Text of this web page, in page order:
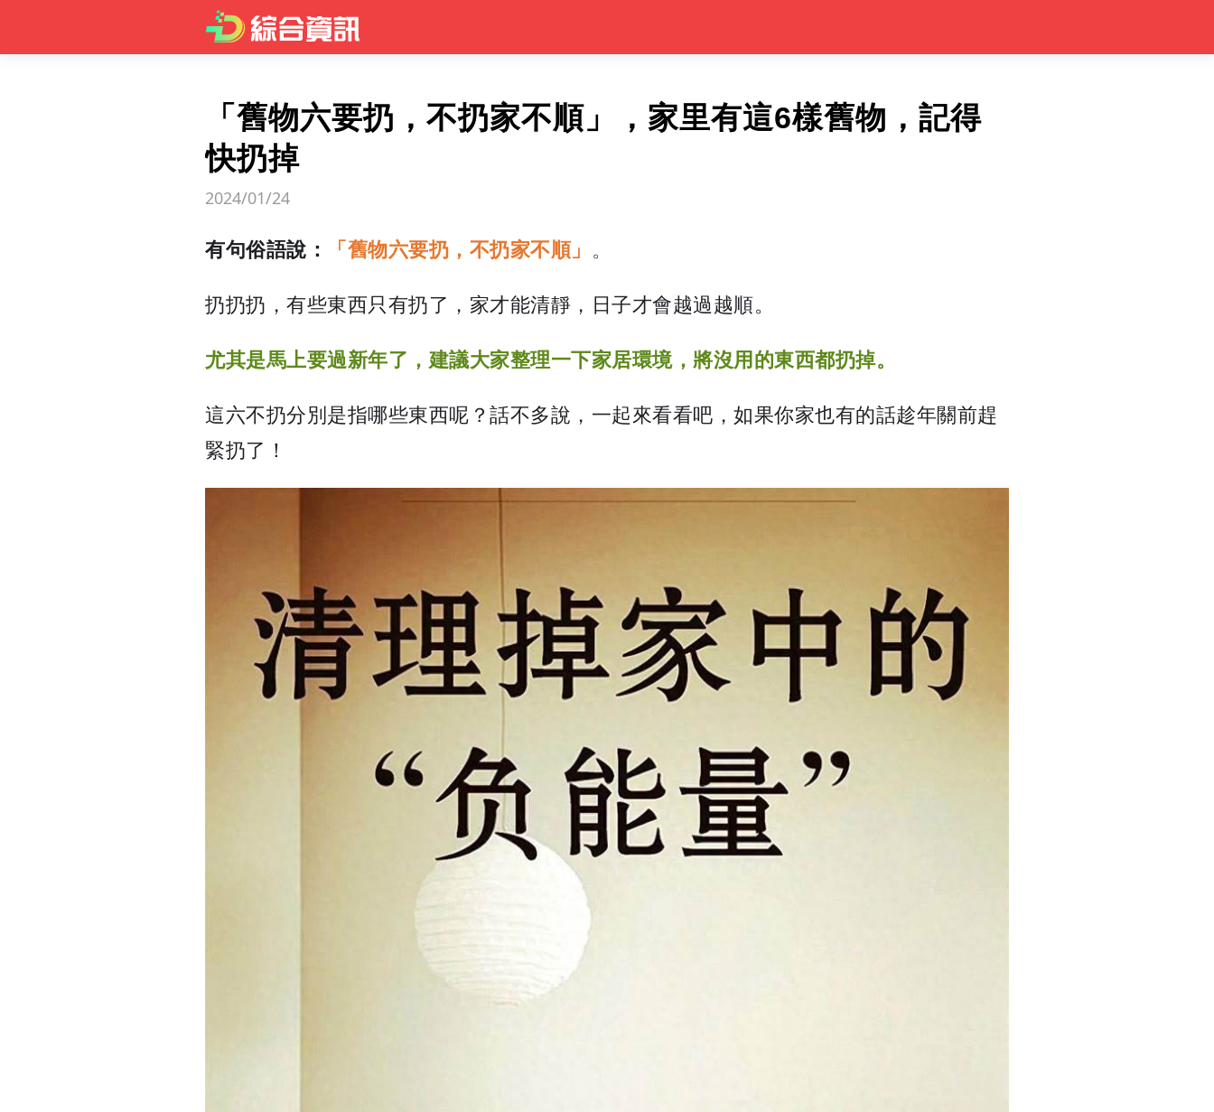
「舊物六要扔，不扔家不順」，家里有這6樣舊物，記得
快扔掉
2024/01/24
有句俗語說： 「舊物六要扔，不扔家不順」 。
扔扔扔，有些東西只有扔了，家才能清靜，日子才會越過越順。
尤其是馬上要過新年了，建議大家整理一下家居環境，將沒用的東西都扔掉。
這六不扔分別是指哪些東西呢？話不多說，一起來看看吧，如果你家也有的話趁年關前趕
緊扔了！